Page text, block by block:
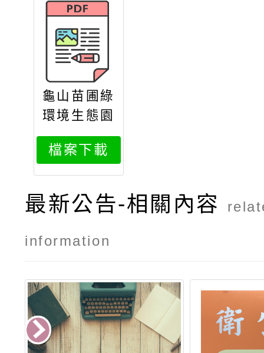
龜山苗圃綠
環境生態園
區環境教育
課程課程方
案
檔案下載
最新公告-相關內容
information